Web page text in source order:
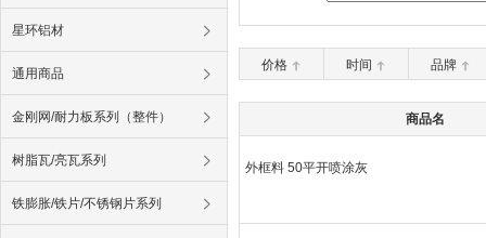
星环铝材
通用商品
金刚网/耐力板系列（整件）
树脂瓦/亮瓦系列
铁膨胀/铁片/不锈钢片系列
价格 时间 品牌
商品名
外框料 50平开喷涂灰